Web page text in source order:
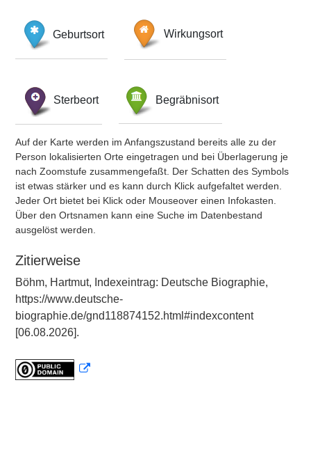
Geburtsort Wirkungsort
Sterbeort Begräbnisort
Auf der Karte werden im Anfangszustand bereits alle zu der
Person lokalisierten Orte eingetragen und bei Überlagerung je
nach Zoomstufe zusammengefaßt. Der Schatten des Symbols
ist etwas stärker und es kann durch Klick aufgefaltet werden.
Jeder Ort bietet bei Klick oder Mouseover einen Infokasten.
Über den Ortsnamen kann eine Suche im Datenbestand
ausgelöst werden.
Zitierweise
Böhm, Hartmut, Indexeintrag: Deutsche Biographie,
https://www.deutsche-
biographie.de/gnd118874152.html#indexcontent
[06.08.2026].